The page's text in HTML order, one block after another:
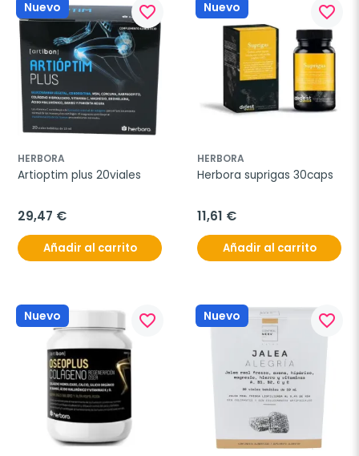
Nuevo favorite_border
HERBORA
Artioptim plus 20viales
29,47 €
Añadir al carrito
Nuevo favorite_border
HERBORA
Herbora suprigas 30caps
11,61 €
Añadir al carrito
Nuevo favorite_border Nuevo favorite_border